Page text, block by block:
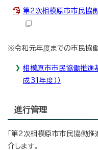
第2次相模原市市民協
※令和元年度までの市民協働
相模原市市民協働推進
成31年度））
進行管理
「第2次相模原市市民協働推
介します。